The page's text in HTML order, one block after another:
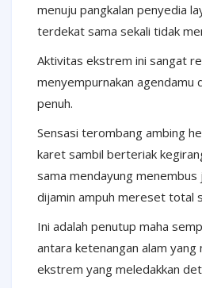
menuju pangkalan penyedia
terdekat sama sekali tidak
Aktivitas ekstrem ini sangat
menyempurnakan agendamu
penuh.
Sensasi terombang ambing
karet sambil berteriak
sama mendayung
dijamin ampuh mereset total
Ini adalah penutup maha
antara ketenangan alam yang
ekstrem yang meledakkan